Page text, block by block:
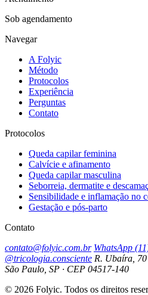
Sob agendamento
Navegar
A Folyic
Método
Protocolos
Experiência
Perguntas
Contato
Protocolos
Queda capilar feminina
Calvície e afinamento
Queda capilar masculina
Seborreia, dermatite e
Sensibilidade e inflamação no
Gestação e pós-parto
Contato
contato@folyic.com.br WhatsApp
@tricologia.consciente R. Ubaíra, 70
São Paulo, SP · CEP 04517-140
© 2026 Folyic. Todos os direitos